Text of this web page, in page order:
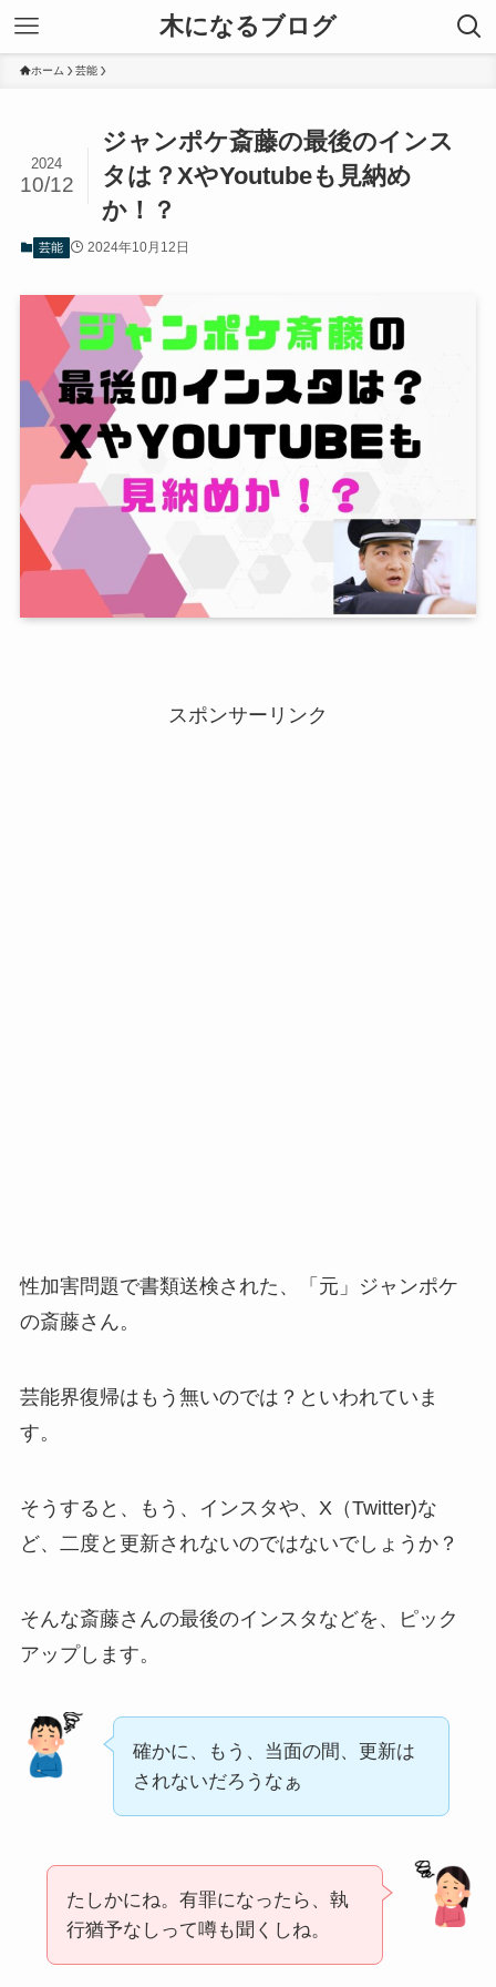
木になるブログ
ホーム 芸能
ジャンポケ斎藤の最後のインス
タは？XやYoutubeも見納め
か！？
2024
10/12
芸能 2024年10月12日
スポンサーリンク
性加害問題で書類送検された、「元」ジャンポケ
の斎藤さん。
芸能界復帰はもう無いのでは？といわれていま
す。
そうすると、もう、インスタや、X（Twitter)な
ど、二度と更新されないのではないでしょうか？
そんな斎藤さんの最後のインスタなどを、ピック
アップします。
確かに、もう、当面の間、更新は
されないだろうなぁ
たしかにね。有罪になったら、執
行猶予なしって噂も聞くしね。